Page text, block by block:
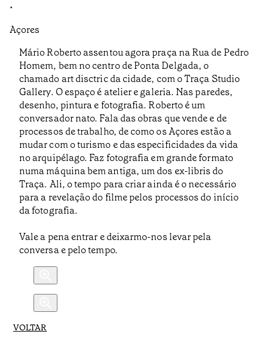
•
Açores
Mário Roberto assentou agora praça na Rua de Pedro
Homem, bem no centro de Ponta Delgada, o
chamado art disctric da cidade, com o Traça Studio
Gallery. O espaço é atelier e galeria. Nas paredes,
desenho, pintura e fotografia. Roberto é um
conversador nato. Fala das obras que vende e de
processos de trabalho, de como os Açores estão a
mudar com o turismo e das especificidades da vida
no arquipélago. Faz fotografia em grande formato
numa máquina bem antiga, um dos ex-libris do
Traça. Ali, o tempo para criar ainda é o necessário
para a revelação do filme pelos processos do início
da fotografia.
Vale a pena entrar e deixarmo-nos levar pela
conversa e pelo tempo.
VOLTAR